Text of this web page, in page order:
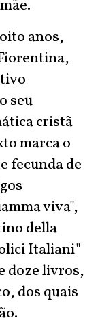
anos,
seu
cristã
marca o
fecunda de
viva",
della
Italiani"
doze livros,
dos quais